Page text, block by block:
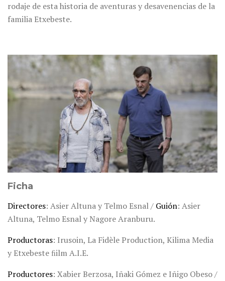
rodaje de esta historia de aventuras y desavenencias de la
familia Etxebeste.
Ficha
Directores: Asier Altuna y Telmo Esnal / Guión: Asier
Altuna, Telmo Esnal y Nagore Aranburu.
Productoras: Irusoin, La Fidèle Production, Kilima Media
y Etxebeste ﬁilm A.I.E.
Productores: Xabier Berzosa, Iñaki Gómez e Iñigo Obeso /